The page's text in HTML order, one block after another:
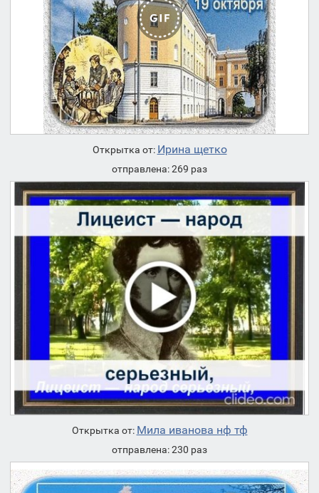
Открытка от: Ирина щетко
отправлена: 269 раз
Открытка от: Мила иванова нф тф
отправлена: 230 раз